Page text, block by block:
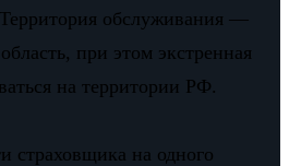
обслуживания —
при этом экстренная
на территории РФ.
страховщика на одного